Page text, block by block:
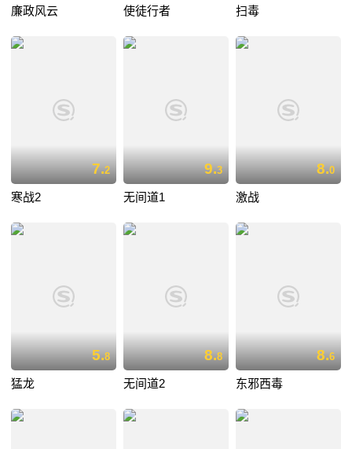
廉政风云 使徒行者 扫毒
7.2
寒战2
9.3
无间道1
8.0
激战
5.8
猛龙
8.8
无间道2
8.6
东邪西毒